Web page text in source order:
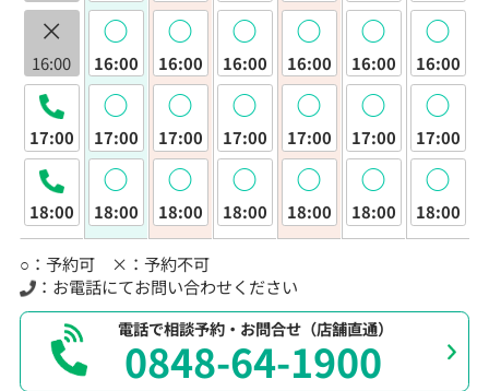
×
16:00
17:00
18:00
◯
16:00
◯
17:00
◯
18:00
◯
16:00
◯
17:00
◯
18:00
◯
16:00
◯
17:00
◯
18:00
◯
16:00
◯
17:00
◯
18:00
◯
16:00
◯
17:00
◯
18:00
◯
16:00
◯
17:00
◯
18:00
○：予約可 ×：予約不可
：お電話にてお問い合わせください
電話で相談予約・お問合せ（店舗直通）
0848-64-1900